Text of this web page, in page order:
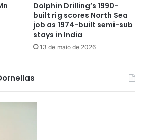
Dolphin Drilling’s 1990-
built rig scores North Sea
job as 1974-built semi-sub
stays in India
13 de maio de 2026